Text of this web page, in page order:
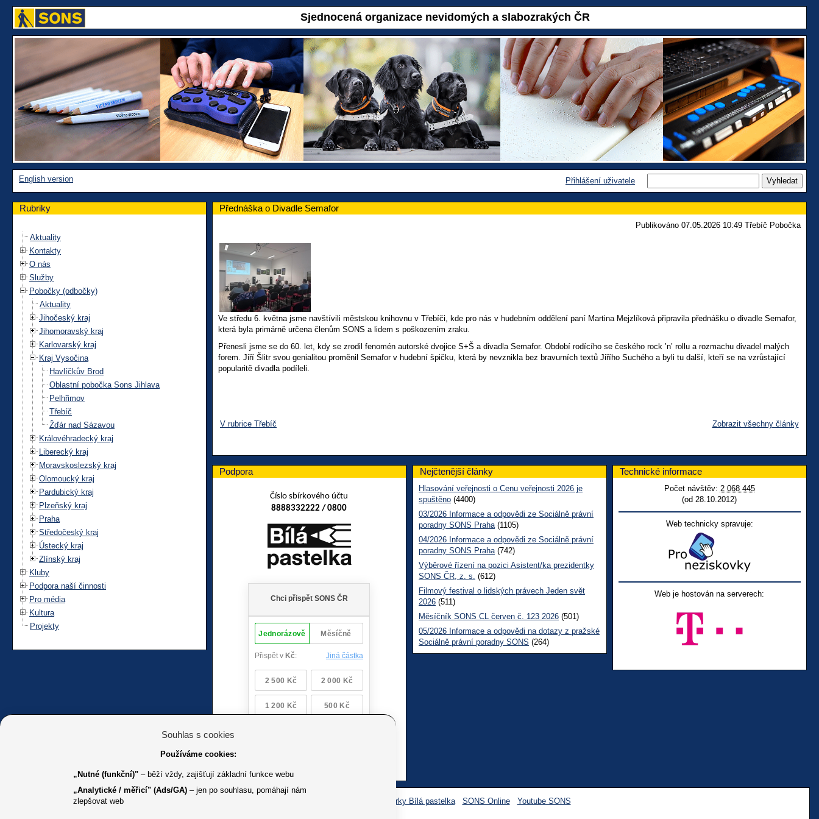
Sjednocená organizace nevidomých a slabozrakých ČR
English version Přihlášení uživatele
Rubriky
Aktuality
Kontakty
O nás
Služby
Pobočky (odbočky)
Aktuality
Jihočeský kraj
Jihomoravský kraj
Karlovarský kraj
Kraj Vysočina
Havlíčkův Brod
Oblastní pobočka Sons Jihlava
Pelhřimov
Třebíč
Žďár nad Sázavou
Královéhradecký kraj
Liberecký kraj
Moravskoslezský kraj
Olomoucký kraj
Pardubický kraj
Plzeňský kraj
Praha
Středočeský kraj
Ústecký kraj
Zlínský kraj
Kluby
Podpora naší činnosti
Pro média
Kultura
Projekty
Přednáška o Divadle Semafor
Publikováno 07.05.2026 10:49 Třebíč Pobočka
Ve středu 6. května jsme navštívili městskou knihovnu v Třebíči, kde pro nás v hudebním oddělení paní Martina Mejzlíková připravila přednášku o divadle Semafor,
která byla primárně určena členům SONS a lidem s poškozením zraku.
Přenesli jsme se do 60. let, kdy se zrodil fenomén autorské dvojice S+Š a divadla Semafor. Období rodícího se českého rock ’n’ rollu a rozmachu divadel malých
forem. Jiří Šlitr svou genialitou proměnil Semafor v hudební špičku, která by nevznikla bez bravurních textů Jiřího Suchého a byli tu další, kteří se na vzrůstající
popularitě divadla podíleli.
V rubrice Třebíč Zobrazit všechny články
Podpora
Číslo sbírkového účtu
8888332222 / 0800
Nejčtenější články
Hlasování veřejnosti o Cenu veřejnosti 2026 je
spuštěno (4400)
03/2026 Informace a odpovědi ze Sociálně právní
poradny SONS Praha (1105)
04/2026 Informace a odpovědi ze Sociálně právní
poradny SONS Praha (742)
Výběrové řízení na pozici Asistent/ka prezidentky
SONS ČR, z. s. (612)
Filmový festival o lidských právech Jeden svět
2026 (511)
Měsíčník SONS CL červen č. 123 2026 (501)
05/2026 Informace a odpovědi na dotazy z pražské
Sociálně právní poradny SONS (264)
Technické informace
Počet návštěv: 2 068 445
(od 28.10.2012)
Web technicky spravuje:
Web je hostován na serverech:
Facebook sbírky Bílá pastelka SONS Online Youtube SONS
Souhlas s cookies
Používáme cookies:
„Nutné (funkční)" – běží vždy, zajišťují základní funkce webu
„Analytické / měřicí" (Ads/GA) – jen po souhlasu, pomáhají nám
zlepšovat web